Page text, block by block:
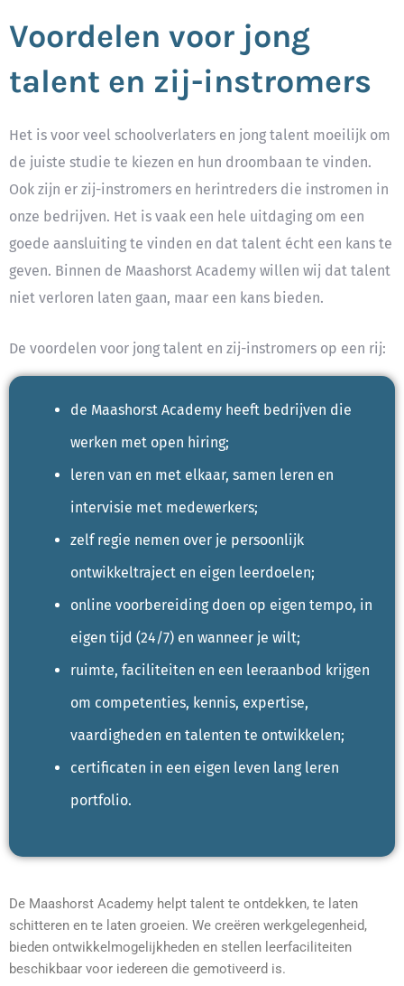
Voordelen voor jong
talent en zij-instromers
Het is voor veel schoolverlaters en jong talent moeilijk om
de juiste studie te kiezen en hun droombaan te vinden.
Ook zijn er zij-instromers en herintreders die instromen in
onze bedrijven. Het is vaak een hele uitdaging om een
goede aansluiting te vinden en dat talent écht een kans te
geven. Binnen de Maashorst Academy willen wij dat talent
niet verloren laten gaan, maar een kans bieden.
De voordelen voor jong talent en zij-instromers op een rij:
de Maashorst Academy heeft bedrijven die
werken met open hiring;
leren van en met elkaar, samen leren en
intervisie met medewerkers;
zelf regie nemen over je persoonlijk
ontwikkeltraject en eigen leerdoelen;
online voorbereiding doen op eigen tempo, in
eigen tijd (24/7) en wanneer je wilt;
ruimte, faciliteiten en een leeraanbod krijgen
om competenties, kennis, expertise,
vaardigheden en talenten te ontwikkelen;
certificaten in een eigen leven lang leren
portfolio.
De Maashorst Academy helpt talent te ontdekken, te laten
schitteren en te laten groeien. We creëren werkgelegenheid,
bieden ontwikkelmogelijkheden en stellen leerfaciliteiten
beschikbaar voor iedereen die gemotiveerd is.